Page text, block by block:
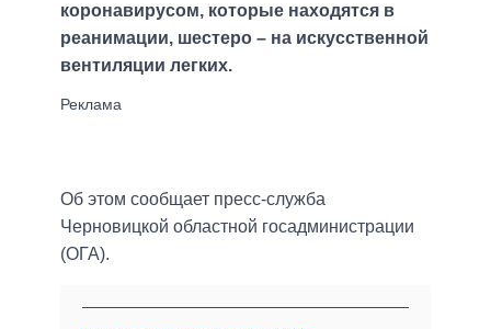
коронавирусом, которые находятся в
реанимации, шестеро – на искусственной
вентиляции легких.
Об этом сообщает пресс-служба
Черновицкой областной госадминистрации
(ОГА).